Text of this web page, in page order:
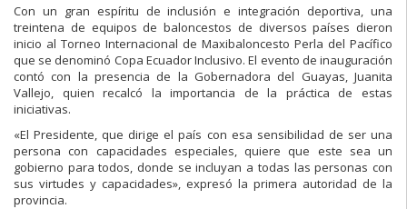
Con un gran espíritu de inclusión e integración deportiva, una
treintena de equipos de baloncestos de diversos países dieron
inicio al Torneo Internacional de Maxibaloncesto Perla del Pacífico
que se denominó Copa Ecuador Inclusivo. El evento de inauguración
contó con la presencia de la Gobernadora del Guayas, Juanita
Vallejo, quien recalcó la importancia de la práctica de estas
iniciativas.
«El Presidente, que dirige el país con esa sensibilidad de ser una
persona con capacidades especiales, quiere que este sea un
gobierno para todos, donde se incluyan a todas las personas con
sus virtudes y capacidades», expresó la primera autoridad de la
provincia.